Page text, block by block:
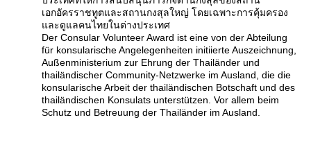
เอกอัครราชทูตและสถานกงสุลใหญ่ โดยเฉพาะการคุ้มครอง
และดูแลคนไทยในต่างประเทศ
Der Consular Volunteer Award ist eine von der Abteilung
für konsularische Angelegenheiten initiierte Auszeichnung,
Außenministerium zur Ehrung der Thailänder und
thailändischer Community-Netzwerke im Ausland, die die
konsularische Arbeit der thailändischen Botschaft und des
thailändischen Konsulats unterstützen. Vor allem beim
Schutz und Betreuung der Thailänder im Ausland.